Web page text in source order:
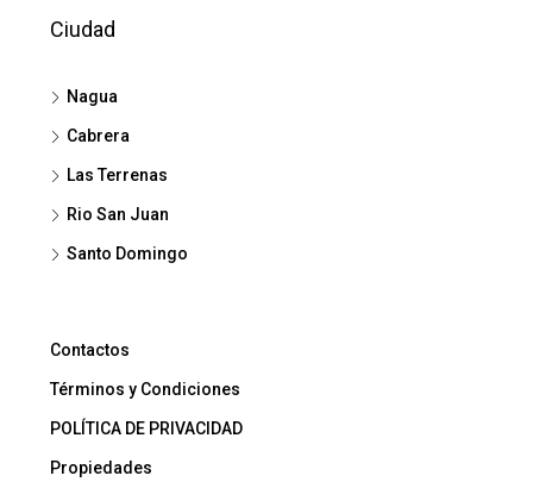
Ciudad
Nagua
Cabrera
Las Terrenas
Rio San Juan
Santo Domingo
Contactos
Términos y Condiciones
POLÍTICA DE PRIVACIDAD
Propiedades